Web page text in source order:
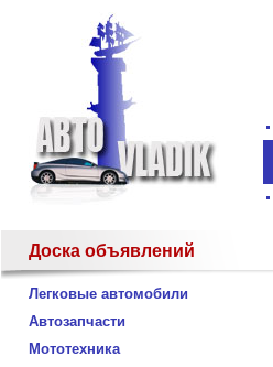
Доска объявлений
Легковые автомобили
Автозапчасти
Мототехника